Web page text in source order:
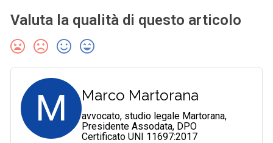
Valuta la qualità di questo articolo
M Marco Martorana
avvocato, studio legale Martorana,
Presidente Assodata, DPO
Certificato UNI 11697:2017